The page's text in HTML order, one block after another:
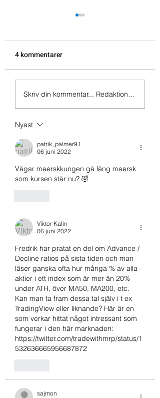
Morgonbrev 2026-08-
4 kommentarer
Skriv din kommentar... Redaktionen
Nyast
patrik_palmer91
06 juni 2022
Vågar maerskkungen gå lång maersk
som kursen står nu? 🤣
Viktor Kalin
06 juni 2022
Fredrik har pratat en del om Advance /
Decline ratios på sista tiden och man
läser ganska ofta hur många % av alla
aktier i ett index som är mer än 20%
under ATH, över MA50, MA200, etc.
Kan man ta fram dessa tal själv i t ex
TradingView eller liknande? Här är en
som verkar hittat något intressant som
fungerar i den här marknaden:
https://twitter.com/tradewithmrp/status/1
532636665956687872
sajmon